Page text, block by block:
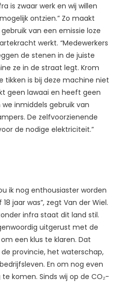
is zwaar werk en wij willen
ontzien.” Zo maakt
van een emissie loze
werkt. “Medewerkers
de stenen in de juiste
ze in de straat legt. Krom
tikken is bij deze machine niet
geen lawaai en heeft geen
inmiddels gebruik van
De zelfvoorzienende
de nodige elektriciteit.”
ik nog enthousiaster worden
jaar was”, zegt Van der Wiel.
infra staat dit land stil.
uitgerust met de
een klus te klaren. Dat
provincie, het waterschap,
En om nog even
komen. Sinds wij op de CO₂-